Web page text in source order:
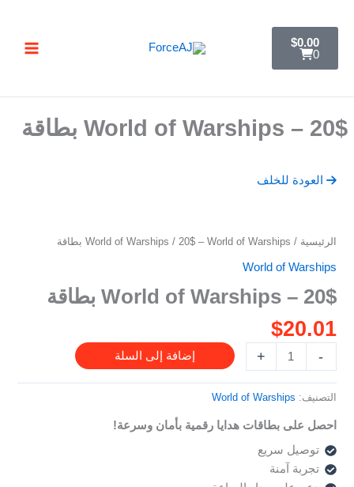
إلى
المحتوى
$0.00
0
a
r
t
20$ – World of Warships بطاقة
العودة للخلف
الرئيسية /
World of Warships / 20$ – World of Warships بطاقة
World of Warships
20$ – World of Warships بطاقة
$20.01
-
كمية
20$
World
Warships
بطاقة
+ إضافة إلى السلة
التصنيف: World of Warships
احصل على بطاقات هدايا رقمية بأمان وسرعة!
توصيل سريع
تجربة آمنة
جرب ForceAJ الآن 🚀